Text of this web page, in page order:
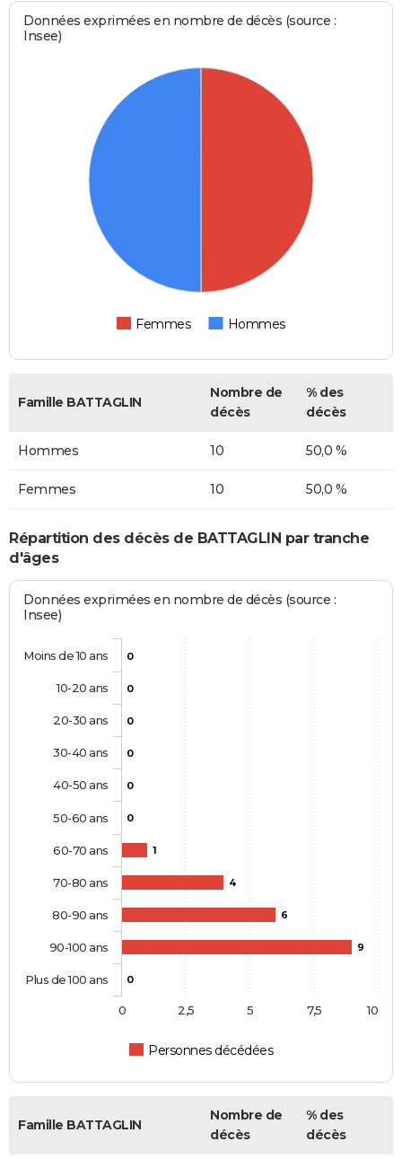
Données exprimées en nombre de décès (source :
Insee)
Femmes Hommes
Famille BATTAGLIN
Nombre de
décès
% des
décès
Hommes 10 50,0 %
Femmes 10 50,0 %
Répartition des décès de BATTAGLIN par tranche
d'âges
Données exprimées en nombre de décès (source :
Insee)
0
0
0
0
0
0
1
4
6
9
0
Personnes décédées
Moins de 10 ans
10-20 ans
20-30 ans
30-40 ans
40-50 ans
50-60 ans
60-70 ans
70-80 ans
80-90 ans
90-100 ans
Plus de 100 ans
0 10
2,5 5 7,5
Famille BATTAGLIN
Nombre de
décès
% des
décès